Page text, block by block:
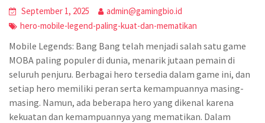
September 1, 2025
admin@gamingbio.id
hero-mobile-legend-paling-kuat-dan-mematikan
Mobile Legends: Bang Bang telah menjadi salah satu game
MOBA paling populer di dunia, menarik jutaan pemain di
seluruh penjuru. Berbagai hero tersedia dalam game ini, dan
setiap hero memiliki peran serta kemampuannya masing-
masing. Namun, ada beberapa hero yang dikenal karena
kekuatan dan kemampuannya yang mematikan. Dalam